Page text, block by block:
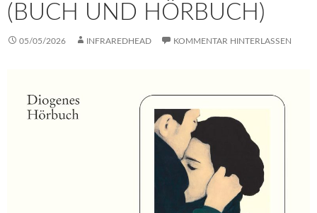
(BUCH UND HÖRBUCH)
05/05/2026 INFRAREDHEAD KOMMENTAR HINTERLASSEN